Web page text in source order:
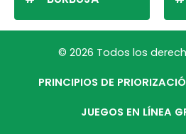
© 2026 Todos los
PRINCIPIOS DE
JUEGOS EN LÍNEA